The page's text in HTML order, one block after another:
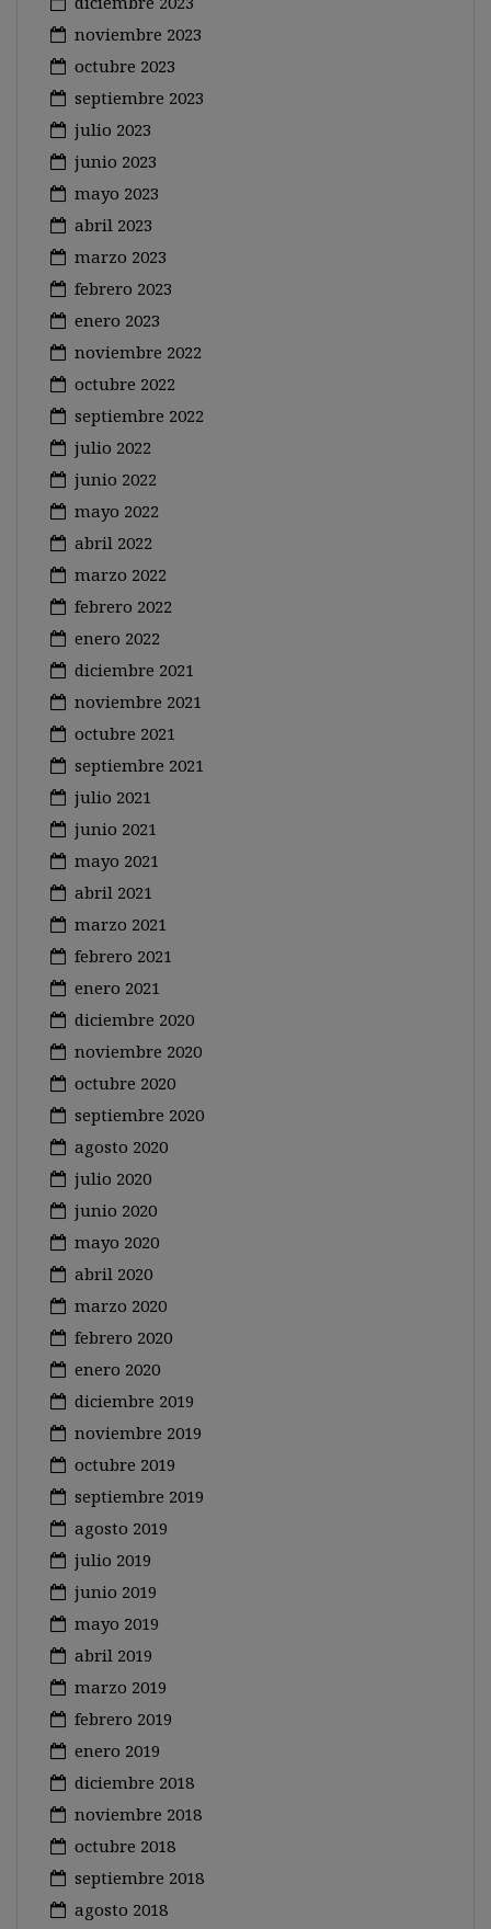
noviembre 2023
octubre 2023
septiembre 2023
julio 2023
junio 2023
mayo 2023
abril 2023
marzo 2023
febrero 2023
enero 2023
noviembre 2022
octubre 2022
septiembre 2022
julio 2022
junio 2022
mayo 2022
abril 2022
marzo 2022
febrero 2022
enero 2022
diciembre 2021
noviembre 2021
octubre 2021
septiembre 2021
julio 2021
junio 2021
mayo 2021
abril 2021
marzo 2021
febrero 2021
enero 2021
diciembre 2020
noviembre 2020
octubre 2020
septiembre 2020
agosto 2020
julio 2020
junio 2020
mayo 2020
abril 2020
marzo 2020
febrero 2020
enero 2020
diciembre 2019
noviembre 2019
octubre 2019
septiembre 2019
agosto 2019
julio 2019
junio 2019
mayo 2019
abril 2019
marzo 2019
febrero 2019
enero 2019
diciembre 2018
noviembre 2018
octubre 2018
septiembre 2018
agosto 2018